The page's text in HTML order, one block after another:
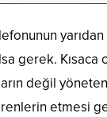
yarıdan
gerek. Kısaca
değil
etmesi